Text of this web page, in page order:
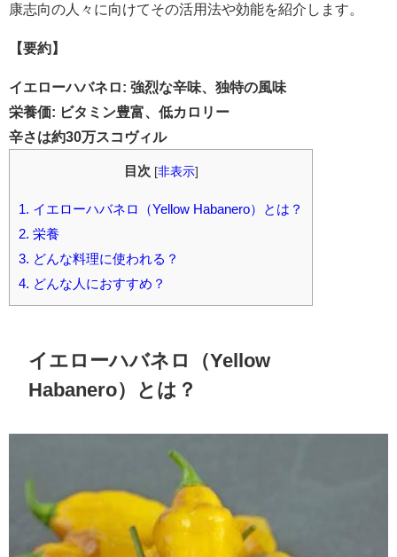
康志向の人々に向けてその活用法や効能を紹介します。
【要約】
イエローハバネロ: 強烈な辛味、独特の風味
栄養価: ビタミン豊富、低カロリー
辛さは約30万スコヴィル
目次 [非表示]
1. イエローハバネロ（Yellow Habanero）とは？
2. 栄養
3. どんな料理に使われる？
4. どんな人におすすめ？
イエローハバネロ（Yellow
Habanero）とは？